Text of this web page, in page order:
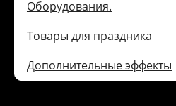
Оборудования.
Товары для праздника
Дополнительные эффекты